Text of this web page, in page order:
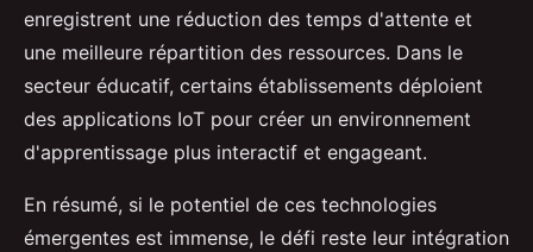
enregistrent une réduction des temps d'attente et
une meilleure répartition des ressources. Dans le
secteur éducatif, certains établissements déploient
des applications IoT pour créer un environnement
d'apprentissage plus interactif et engageant.
En résumé, si le potentiel de ces technologies
émergentes est immense, le défi reste leur intégration